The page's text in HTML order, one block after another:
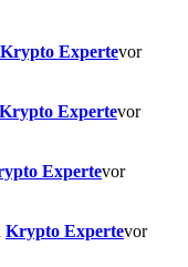
Krypto Expertevor
Krypto Expertevor
Expertevor
Krypto Expertevor